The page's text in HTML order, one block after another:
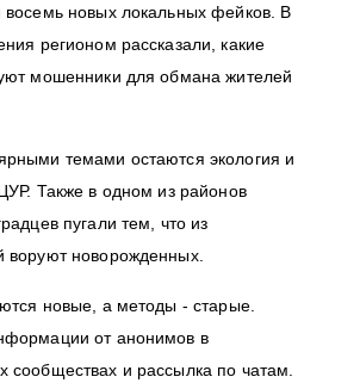
восемь новых локальных фейков. В
регионом рассказали, какие
мошенники для обмана жителей
темами остаются экология и
Также в одном из районов
пугали тем, что из
воруют новорожденных.
новые, а методы - старые.
от анонимов в
сообществах и рассылка по чатам.